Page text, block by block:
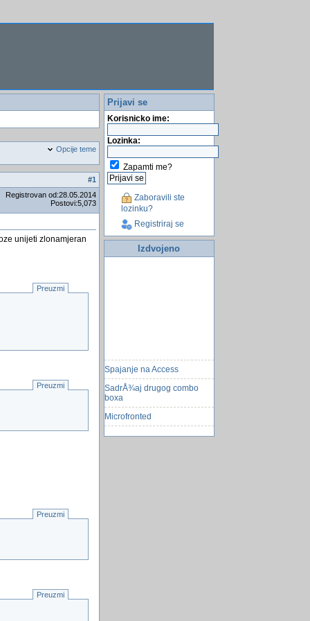
Opcije teme
#1
Registrovan od:28.05.2014
Postovi:5,073
unijeti zlonamjeran
Preuzmi
Preuzmi
Preuzmi
Preuzmi
Prijavi se
Korisnicko ime:
Lozinka:
Zapamti me?
Zaboravili ste
lozinku?
Registriraj se
Izdvojeno
Spajanje na Access
SadrÅ¾aj drugog combo
boxa
Microfronted
Tema za shoppingholičare